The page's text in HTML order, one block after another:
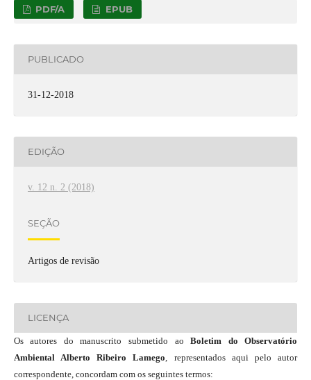
PDF/A EPUB
PUBLICADO
31-12-2018
EDIÇÃO
v. 12 n. 2 (2018)
SEÇÃO
Artigos de revisão
LICENÇA
Os autores do manuscrito submetido aoBoletim do Observatório
Ambiental Alberto Ribeiro Lamego , representados aqui pelo autor
correspondente, concordam com os seguintes termos: